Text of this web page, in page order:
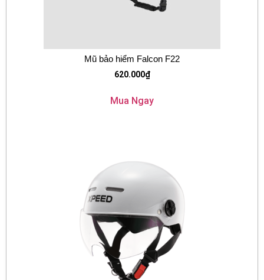
Mũ bảo hiểm Falcon F22
620.000₫
Mua Ngay